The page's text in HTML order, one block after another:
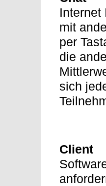
Internet
mit
per
die
sich
Client